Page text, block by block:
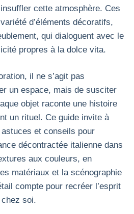
cette atmosphère. Ces
d’éléments décoratifs,
qui dialoguent avec le
propres à la dolce vita.
il ne s’agit pas
un espace, mais de susciter
objet raconte une histoire
un rituel. Ce guide invite à
et conseils pour
décontractée italienne dans
aux couleurs, en
matériaux et la scénographie
compte pour recréer l’esprit
soi.